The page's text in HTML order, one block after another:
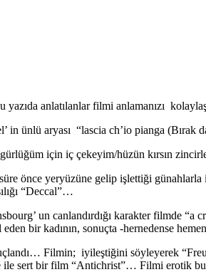
yazıda anlatılanlar filmi anlamanızı
ünlü aryası “lascia ch’io pianga (Bırak
için iç çekeyim/hüzün kırsın
önce yeryüzüne gelip işlettiği
“Deccal”…
un canlandırdığı karakter filmde
bir kadının, sonuçta -hernedense
Filmin; iyileştiğini söyleyerek
ile sert bir film “Antichrist”… Filmi erotik